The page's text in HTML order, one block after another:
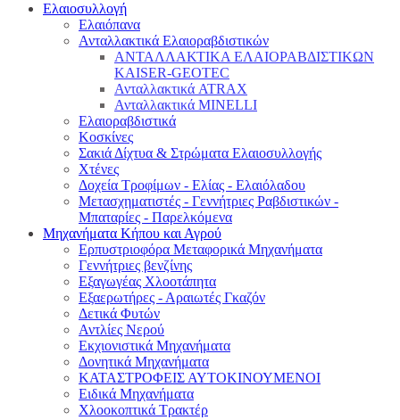
Ελαιοσυλλογή
Ελαιόπανα
Ανταλλακτικά Ελαιοραβδιστικών
ΑΝΤΑΛΛΑΚΤΙΚΑ ΕΛΑΙΟΡΑΒΔΙΣΤΙΚΩΝ
KAISER-GEOTEC
Ανταλλακτικά ATRAX
Ανταλλακτικά MINELLI
Ελαιοραβδιστικά
Κοσκίνες
Σακιά Δίχτυα & Στρώματα Ελαιοσυλλογής
Χτένες
Δοχεία Τροφίμων - Ελίας - Ελαιόλαδου
Μετασχηματιστές - Γεννήτριες Ραβδιστικών -
Μπαταρίες - Παρελκόμενα
Μηχανήματα Κήπου και Αγρού
Eρπυστριοφόρα Μεταφορικά Μηχανήματα
Γεννήτριες βενζίνης
Εξαγωγέας Χλοοτάπητα
Εξαερωτήρες - Αραιωτές Γκαζόν
Δετικά Φυτών
Αντλίες Νερού
Εκχιονιστικά Μηχανήματα
Δονητικά Μηχανήματα
ΚΑΤΑΣΤΡΟΦΕΙΣ ΑΥΤΟΚΙΝΟΥΜΕΝΟΙ
Ειδικά Μηχανήματα
Χλοοκοπτικά Τρακτέρ